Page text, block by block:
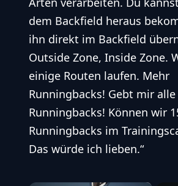
dem Backfield heraus
ihn direkt im Backfield
Outside Zone, Inside Zone.
einige Routen laufen. Mehr
Runningbacks! Gebt mir alle
Runningbacks! Können wir
Runningbacks im
Das würde ich lieben.“